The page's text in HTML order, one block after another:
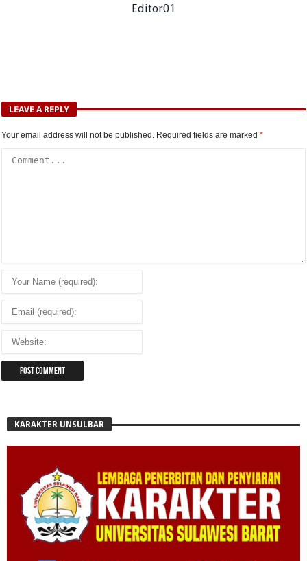
Editor01
LEAVE A REPLY
Your email address will not be published. Required fields are marked*
KARAKTER UNSULBAR